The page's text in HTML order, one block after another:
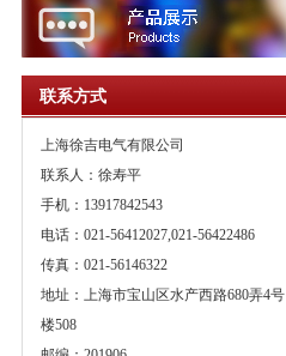
联系方式
上海徐吉电气有限公司
联系人：徐寿平
手机：13917842543
电话：021-56412027,021-56422486
传真：021-56146322
地址：上海市宝山区水产西路680弄4号
楼508